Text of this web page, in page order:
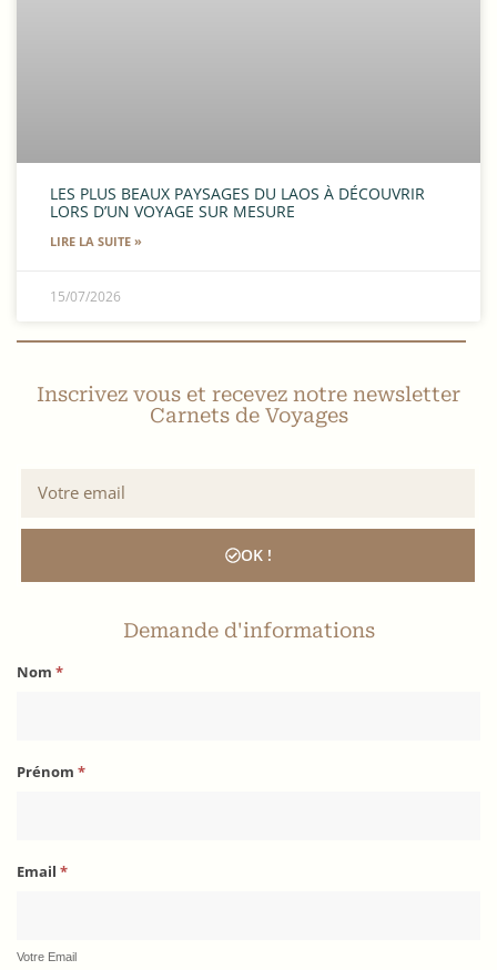
LES PLUS BEAUX PAYSAGES DU LAOS À DÉCOUVRIR
LORS D’UN VOYAGE SUR MESURE
LIRE LA SUITE »
15/07/2026
Inscrivez vous et recevez notre newsletter
Carnets de Voyages
OK !
Demande d'informations
Nom *
Prénom *
Email *
Votre Email